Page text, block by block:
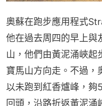
奧蘇在跑步應用程式
他在過去周四的早上與
山，他們由黃泥涌峽起
寶馬山方向走。不過，
以未跑到紅香爐峰，夠
回頭，沿路折返黃泥涌